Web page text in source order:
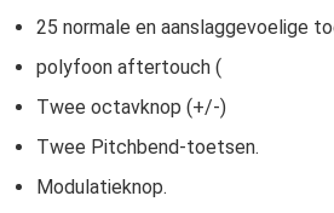
25 normale en aanslaggevoelige
polyfoon aftertouch (
Twee octavknop (+/-)
Twee Pitchbend-toetsen.
Modulatieknop.